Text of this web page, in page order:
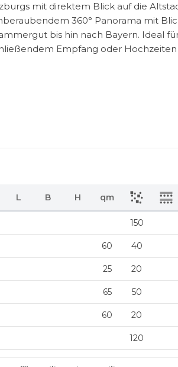
mit direktem Blick auf die
360° Panorama mit
bis hin nach Bayern. Ideal
Empfang oder
L B H qm
150
60 40
25 20
65 50
60 20
120